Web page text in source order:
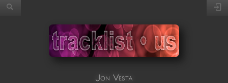
Jon Vesta